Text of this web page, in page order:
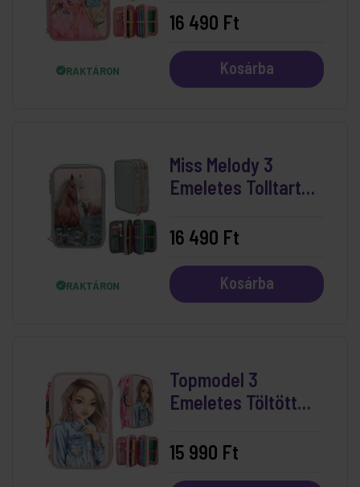
RAKTÁRON
16 490 Ft
Kosárba
RAKTÁRON
Miss Melody 3
Emeletes Tolltartó
16 490 Ft
Kosárba
Topmodel 3
Emeletes Töltött
15 990 Ft